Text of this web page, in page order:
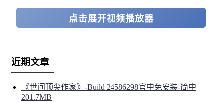
点击展开视频播放器
近期文章
《世间顶尖作家》-Build 24586298官中免安装-简中
201.7MB